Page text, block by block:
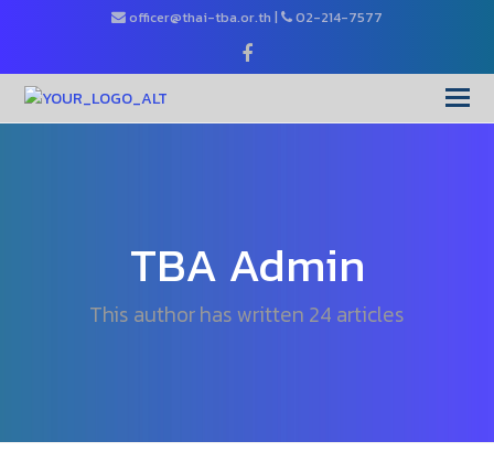
officer@thai-tba.or.th | 02-214-7577
TBA Admin
This author has written 24 articles